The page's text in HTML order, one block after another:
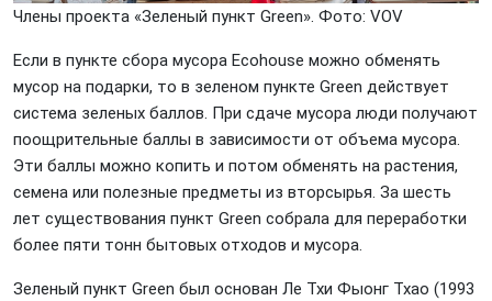
Члены проекта «Зеленый пункт Green». Фото: VOV
Если в пункте сбора мусора Ecohouse можно обменять
мусор на подарки, то в зеленом пункте Green действует
система зеленых баллов. При сдаче мусора люди получают
поощрительные баллы в зависимости от объема мусора.
Эти баллы можно копить и потом обменять на растения,
семена или полезные предметы из вторсырья. За шесть
лет существования пункт Green собрала для переработки
более пяти тонн бытовых отходов и мусора.
Зеленый пункт Green был основан Ле Тхи Фыонг Тхао (1993